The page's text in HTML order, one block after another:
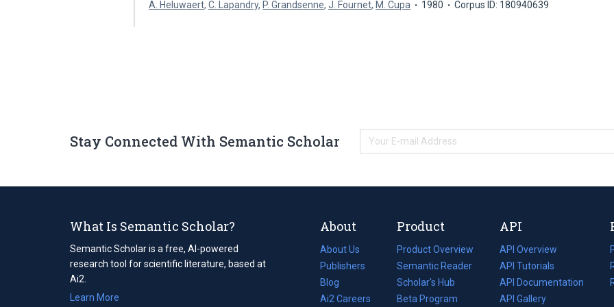
A. Heluwaert,C. Lapandry, P. Grandsenne,J. Fournet, M. Cupa 1980 Corpus ID: 180940639
Stay Connected With Semantic Scholar
What Is Semantic Scholar?
Semantic Scholar is a free, AI-powered
research tool for scientific literature, based at
Ai2.
Learn More
About
About Us
Publishers
Blog
(opens
in
Ai2 Careers
(opens
Product
Product Overview
Semantic Reader
Scholar's Hub
Beta Program
API
API Overview
API Tutorials
API Documentation
(opens
in
API Gallery